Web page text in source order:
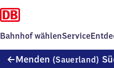
Bahnhof wählenService
Menden (Sauerland)